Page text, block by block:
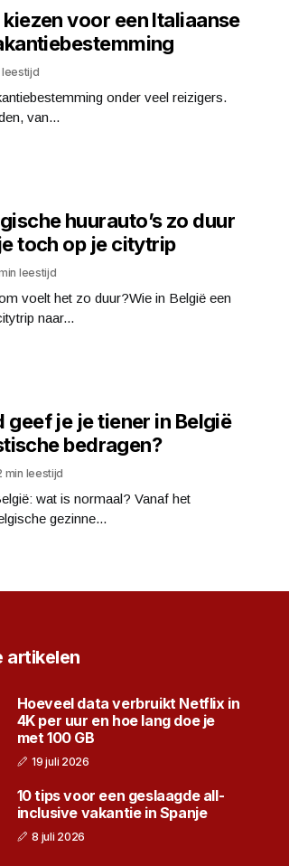
voor een Italiaanse
leestijd
onder veel reizigers.
van...
huurauto’s zo duur
toch op je citytrip
leestijd
voelt het zo duur?Wie in België een
naar...
geef je je tiener in België
bedragen?
min leestijd
wat is normaal? Vanaf het
gezinne...
artikelen
Hoeveel data verbruikt Netflix in
4K per uur en hoe lang doe je
met 100 GB
19 juli 2026
10 tips voor een geslaagde all-
inclusive vakantie in Spanje
8 juli 2026